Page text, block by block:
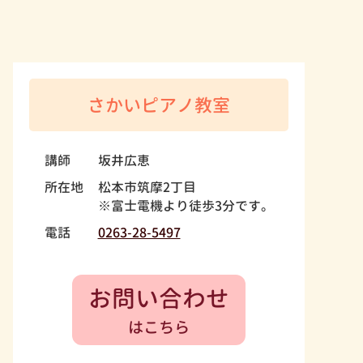
さかいピアノ教室
講師
坂井広恵
所在地
松本市筑摩2丁目
※富士電機より徒歩3分です。
電話
0263-28-5497
お問い合わせ
はこちら